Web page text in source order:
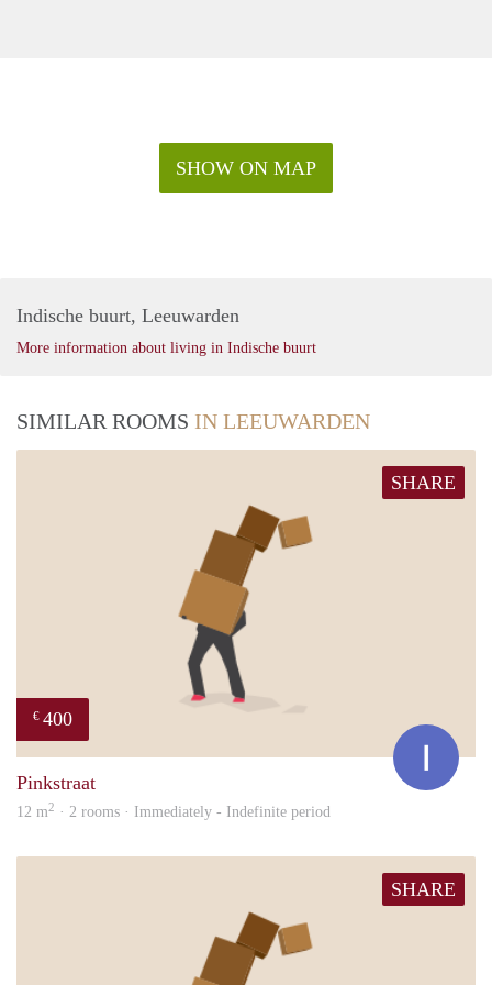
SHOW ON MAP
Indische buurt, Leeuwarden
More information about living in Indische buurt
SIMILAR ROOMS IN LEEUWARDEN
SHARE
€ 400
Pinkstraat
12 m2 · 2 rooms · Immediately - Indefinite period
SHARE